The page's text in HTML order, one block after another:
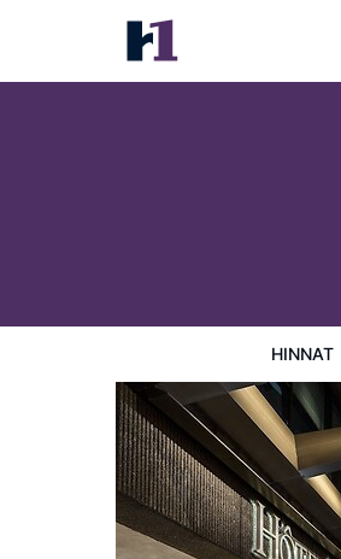
HINNAT
Hotel Omni Mont-Royal
Hinnat